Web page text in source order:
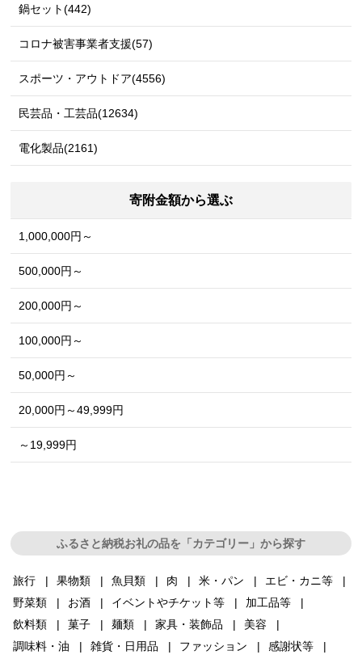
鍋セット(442)
コロナ被害事業者支援(57)
スポーツ・アウトドア(4556)
民芸品・工芸品(12634)
電化製品(2161)
寄附金額から選ぶ
1,000,000円～
500,000円～
200,000円～
100,000円～
50,000円～
20,000円～49,999円
～19,999円
ふるさと納税お礼の品を「カテゴリー」から探す
旅行 果物類 魚貝類 肉 米・パン
エビ・カニ等
野菜類
お酒 イベントやチケット等
加工品等
飲料類
菓子 麺類 家具・装飾品
美容
調味料・油
雑貨・日用品 ファッション
感謝状等